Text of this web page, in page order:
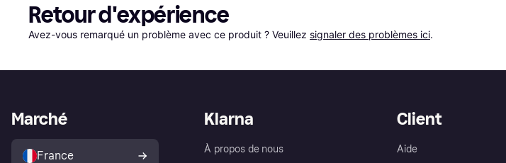
Retour d'expérience
Avez-vous remarqué un problème avec ce produit ? Veuillez signaler des problèmes ici.
Klarna
À propos de nous
Client
Aide
Marché
France